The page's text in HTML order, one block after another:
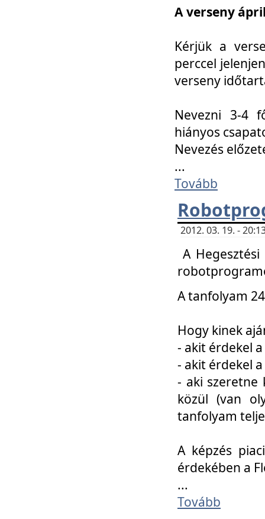
A verseny
Kérjük a
perccel
verseny
Nevezni 3-4
hiányos
Nevezés
...
Tovább
2012. 03. 19. -
A
A tanfolyam
Hogy kinek
- akit érdekel
- akit érdekel
- aki szeretne
közül (van
tanfolyam
A képzés
érdekében a
...
Tovább